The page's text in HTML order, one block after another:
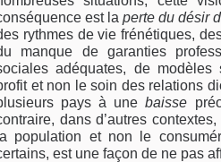
est la perte du désir
rythmes de vie frénétiques,
manque de garanties
adéquates, de
et non le soin des relations
pays à unebaisse
dans d’autres
population et non le
est une façon de ne pas